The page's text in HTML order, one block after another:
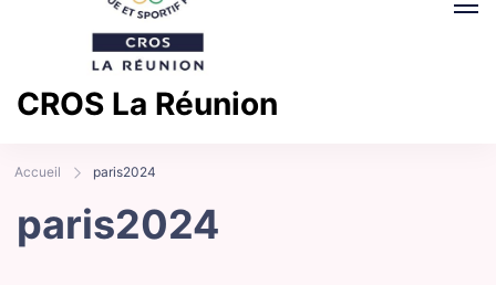
CROS La Réunion
Accueil paris2024
paris2024